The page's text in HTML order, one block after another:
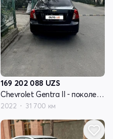
169 202 088 UZS
Chevrolet Gentra II - поколение
2022 31 700 км